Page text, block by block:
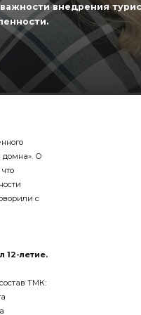
внедрения
домна». О
с
летие.
ТМК: